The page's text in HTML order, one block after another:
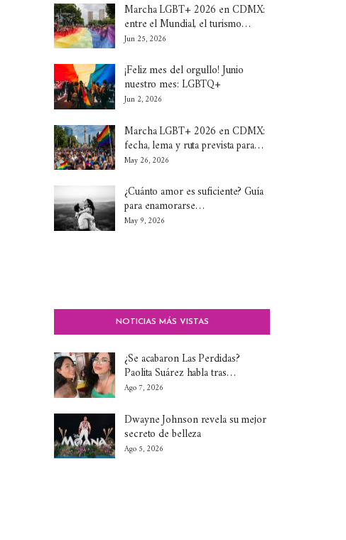
Marcha LGBT+ 2026 en CDMX:
entre el Mundial, el turismo…
Jun 25, 2026
¡Feliz mes del orgullo! Junio
nuestro mes: LGBTQ+
Jun 2, 2026
Marcha LGBT+ 2026 en CDMX:
fecha, lema y ruta prevista para…
May 26, 2026
¿Cuánto amor es suficiente? Guía
para enamorarse…
May 9, 2026
NOTICIAS MÁS VISTAS
¿Se acabaron Las Perdidas?
Paolita Suárez habla tras…
Ago 7, 2026
Dwayne Johnson revela su mejor
secreto de belleza
Ago 5, 2026